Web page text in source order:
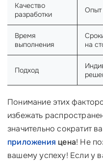
Качество
разработки
Опыт
Время
выполнения
на
Подход
Понимание этих
избежать
значительно сократит
приложения цена! Не
вашему успеху! Если у